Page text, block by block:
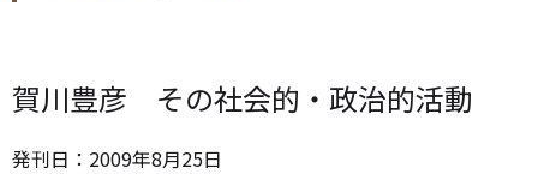
賀川豊彦 その社会的・政治的活動
発刊日： 2009年8月25日